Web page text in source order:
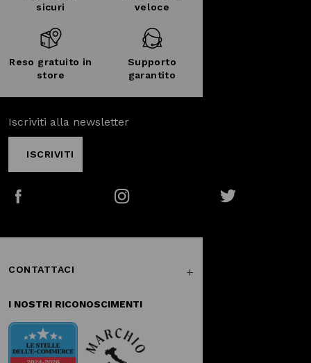
sicuri
veloce
Reso gratuito in
store
Supporto
garantito
Iscriviti alla newsletter
ISCRIVITI
CONTATTACI
I NOSTRI RICONOSCIMENTI